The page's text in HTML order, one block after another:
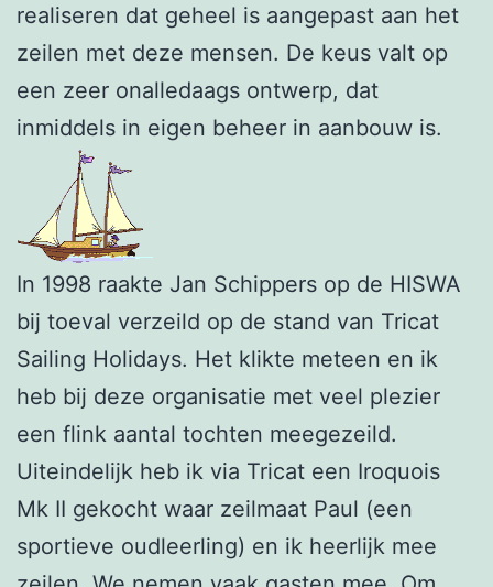
realiseren dat geheel is aangepast aan het
zeilen met deze mensen. De keus valt op
een zeer onalledaags ontwerp, dat
inmiddels in eigen beheer in aanbouw is.
In 1998 raakte Jan Schippers op de HISWA
bij toeval verzeild op de stand van Tricat
Sailing Holidays. Het klikte meteen en ik
heb bij deze organisatie met veel plezier
een flink aantal tochten meegezeild.
Uiteindelijk heb ik via Tricat een Iroquois
Mk II gekocht waar zeilmaat Paul (een
sportieve oudleerling) en ik heerlijk mee